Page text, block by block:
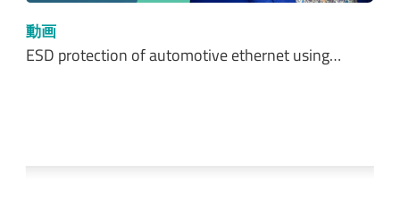
動画
ESD protection of automotive ethernet using…